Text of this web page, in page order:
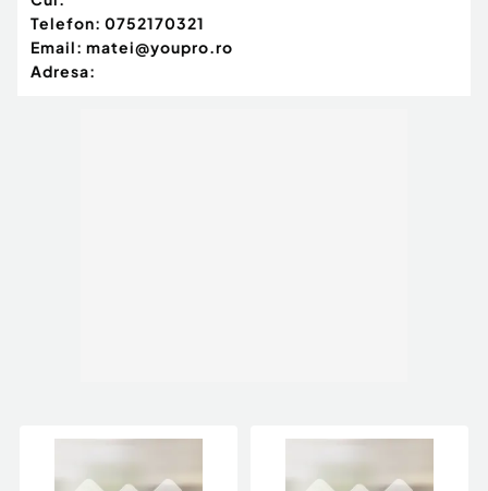
Telefon: 0752170321
Email: matei@youpro.ro
Adresa: